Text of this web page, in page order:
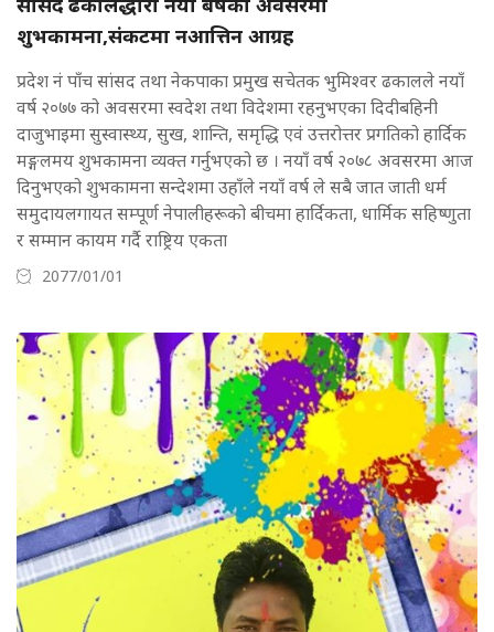
शुभकामना,संकटमा नआत्तिन आग्रह
प्रदेश नं पाँच सांसद तथा नेकपाका प्रमुख सचेतक भुमिश्वर ढकालले नयाँ
वर्ष २०७७ को अवसरमा स्वदेश तथा विदेशमा रहनुभएका दिदीबहिनी
दाजुभाइमा सुस्वास्थ्य, सुख, शान्ति, समृद्धि एवं उत्तरोत्तर प्रगतिको हार्दिक
मङ्गलमय शुभकामना व्यक्त गर्नुभएको छ । नयाँ वर्ष २०७८ अवसरमा आज
दिनुभएको शुभकामना सन्देशमा उहाँले नयाँ वर्ष ले सबै जात जाती धर्म
समुदायलगायत सम्पूर्ण नेपालीहरूको बीचमा हार्दिकता, धार्मिक सहिष्णुता
र सम्मान कायम गर्दै राष्ट्रिय एकता
2077/01/01